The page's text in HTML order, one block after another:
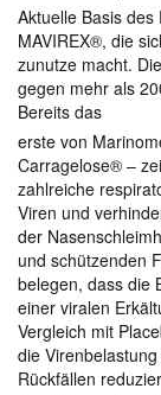
Aktuelle Basis
MAVIREX®, die
zunutze macht.
gegen mehr als
Bereits das
erste von
Carragelose® –
zahlreiche
Viren und
der
und schützenden
belegen, dass die
einer viralen
Vergleich mit
die
Rückfällen